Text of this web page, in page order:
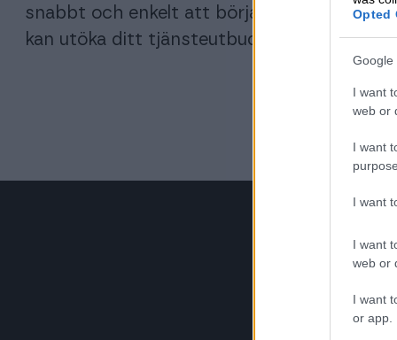
Opted
Google
I want
web or
I want
I want
I want
web or
I want
or app.
snabbt och enkelt att börja använda
kan utöka ditt tjänsteutbud behändigt vid